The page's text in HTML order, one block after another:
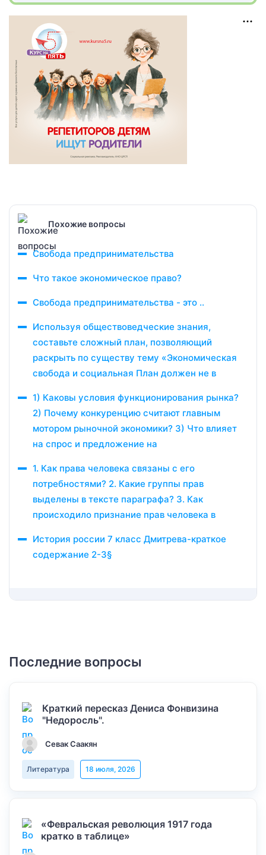
Похожие вопросы
Свобода предпринимательства
Что такое экономическое право?
Свобода предпринимательства - это ..
Используя обществоведческие знания,
составьте сложный план, позволяющий
раскрыть по существу тему «Экономическая
свобода и социальная План должен не в
1) Каковы условия функционирования рынка?
2) Почему конкуренцию считают главным
мотором рыночной экономики? 3) Что влияет
на спрос и предложение на
1. Как права человека связаны с его
потребностями? 2. Какие группы прав
выделены в тексте параграфа? 3. Как
происходило признание прав человека в
История россии 7 класс Дмитрева-краткое
содержание 2-3§
Последние вопросы
Краткий пересказ Дениса Фонвизина
"Недоросль".
Севак Саакян
Литература 18 июля, 2026
«Февральская революция 1917 года
кратко в таблице»